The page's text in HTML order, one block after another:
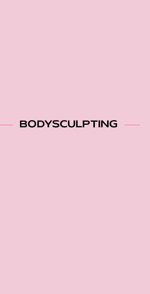
BODYSCULPTING